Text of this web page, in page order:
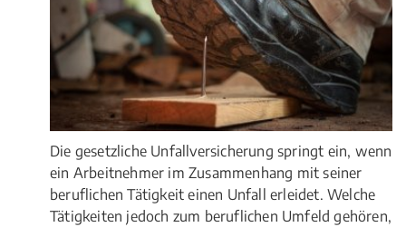
Die gesetzliche Unfallversicherung springt ein, wenn
ein Arbeitnehmer im Zusammenhang mit seiner
beruflichen Tätigkeit einen Unfall erleidet. Welche
Tätigkeiten jedoch zum beruflichen Umfeld gehören,